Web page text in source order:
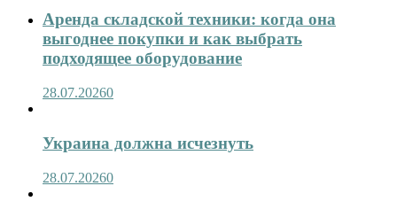
Аренда складской техники: когда она
выгоднее покупки и как выбрать
подходящее оборудование
28.07.20260
Украина должна исчезнуть
28.07.20260